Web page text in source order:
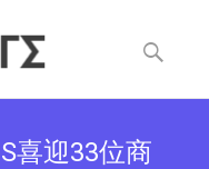
to
content
Search
喜迎33位商